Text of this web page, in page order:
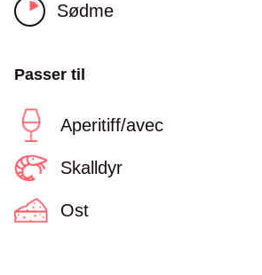
Sødme
Passer til
Aperitiff/avec
Skalldyr
Ost